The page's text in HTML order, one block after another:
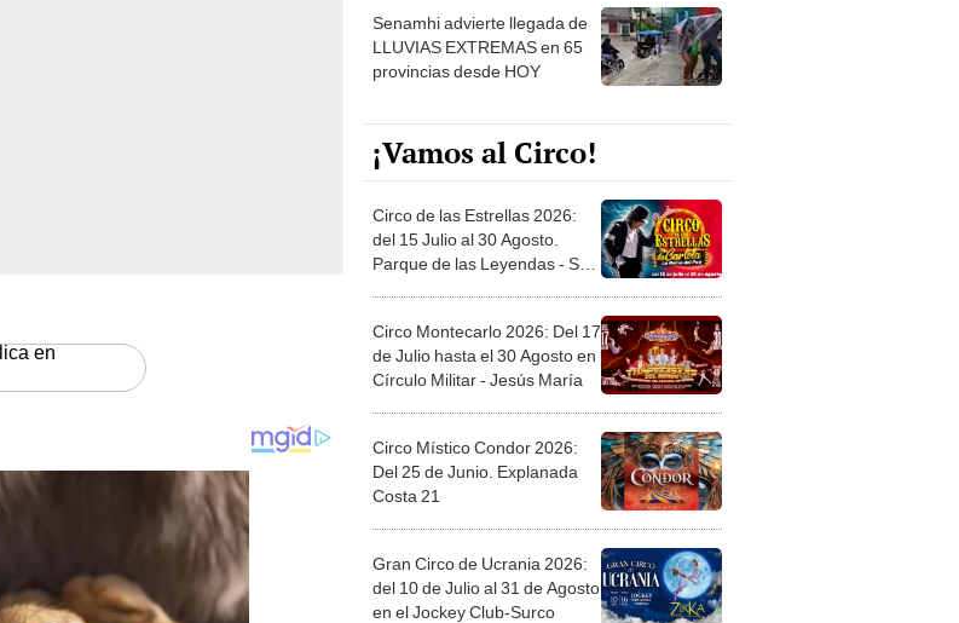
en
Senamhi advierte llegada de
LLUVIAS EXTREMAS en 65
provincias desde HOY
¡Vamos al Circo!
Circo de las Estrellas 2026:
del 15 Julio al 30 Agosto.
Parque de las Leyendas - San
Circo Montecarlo 2026: Del 17
de Julio hasta el 30 Agosto en
Círculo Militar - Jesús María
Circo Místico Condor 2026:
Del 25 de Junio. Explanada
Costa 21
Gran Circo de Ucrania 2026:
del 10 de Julio al 31 de Agosto
en el Jockey Club-Surco